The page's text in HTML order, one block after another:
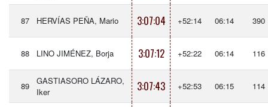
87 HERVÍAS PEÑA, Mario 3:07:04 +52:14 06:14 390
88 LINO JIMÉNEZ, Borja 3:07:12 +52:22 06:14 116
89
GASTIASORO LÁZARO,
Iker
3:07:43 +52:53 06:15 114